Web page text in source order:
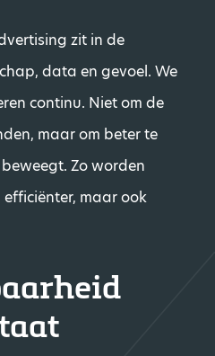
zit in de
data en gevoel. We
continu. Niet om de
maar om beter te
Zo worden
maar ook